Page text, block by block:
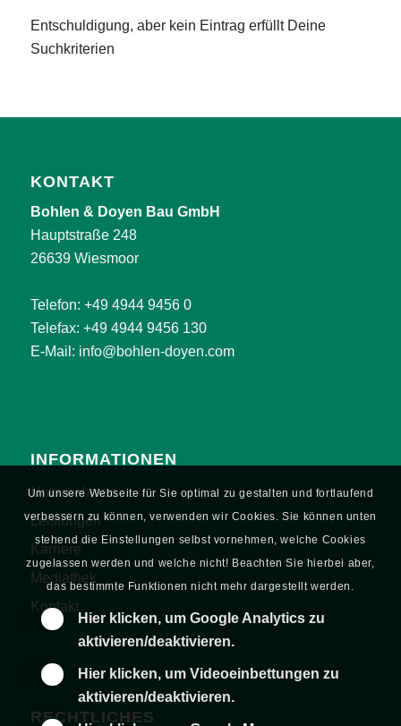
Entschuldigung, aber kein Eintrag erfüllt Deine
Suchkriterien
KONTAKT
Bohlen & Doyen Bau GmbH
Hauptstraße 248
26639 Wiesmoor
Telefon: +49 4944 9456 0
Telefax: +49 4944 9456 130
E-Mail: info@bohlen-doyen.com
INFORMATIONEN
Unternehmen
Leistungen
Karriere
Mediathek
Kontakt
RECHTLICHES
Um unsere Webseite für Sie optimal zu gestalten und fortlaufend
verbessern zu können, verwenden wir Cookies. Sie können unten
stehend die Einstellungen selbst vornehmen, welche Cookies
zugelassen werden und welche nicht! Beachten Sie hierbei aber,
das bestimmte Funktionen nicht mehr dargestellt werden.
Hier klicken, um Google Analytics zu
aktivieren/deaktivieren.
Hier klicken, um Videoeinbettungen zu
aktivieren/deaktivieren.